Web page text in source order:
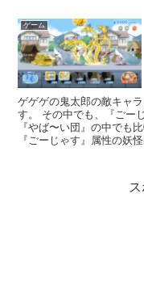
ゲーム
ゲゲゲの鬼太郎の敵キャ
す。 その中でも、『ごー
『やば〜い団』の中でも
『ごーじゃす』属性の妖